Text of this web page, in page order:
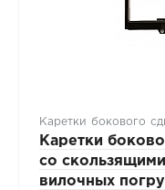
Каретки бокового
Каретки
со
вилочных